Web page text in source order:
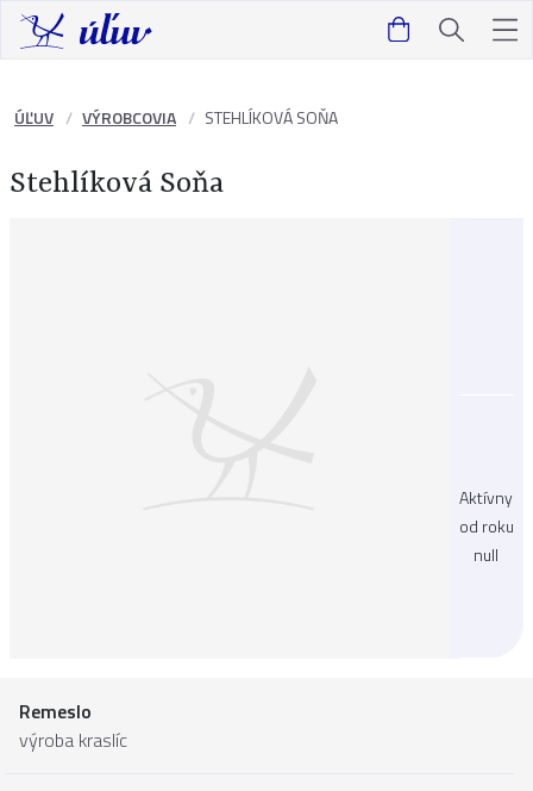
ÚĽUV VÝROBCOVIA STEHLÍKOVÁ SOŇA
Stehlíková Soňa
Aktívny
od roku
null
Remeslo
výroba kraslíc